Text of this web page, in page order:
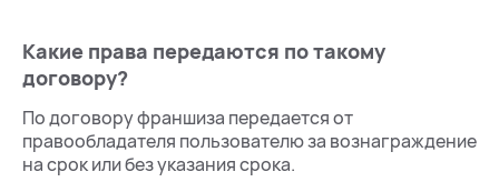
Какие права передаются по такому
договору?
По договору франшиза передается от
правообладателя пользователю за вознаграждение
на срок или без указания срока.